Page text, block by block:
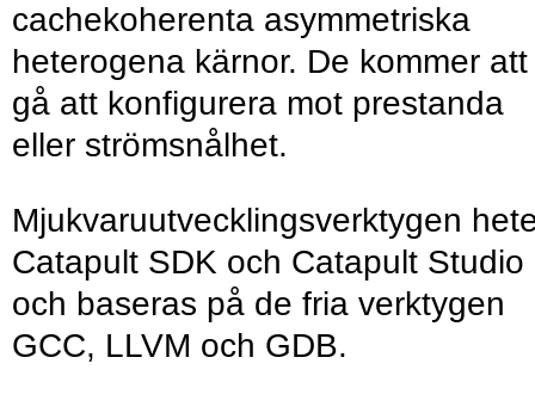
cachekoherenta asymmetriska
heterogena kärnor. De kommer att
gå att konfigurera mot prestanda
eller strömsnålhet.
Mjukvaruutvecklingsverktygen
Catapult SDK och Catapult Studio
och baseras på de fria verktygen
GCC, LLVM och GDB.